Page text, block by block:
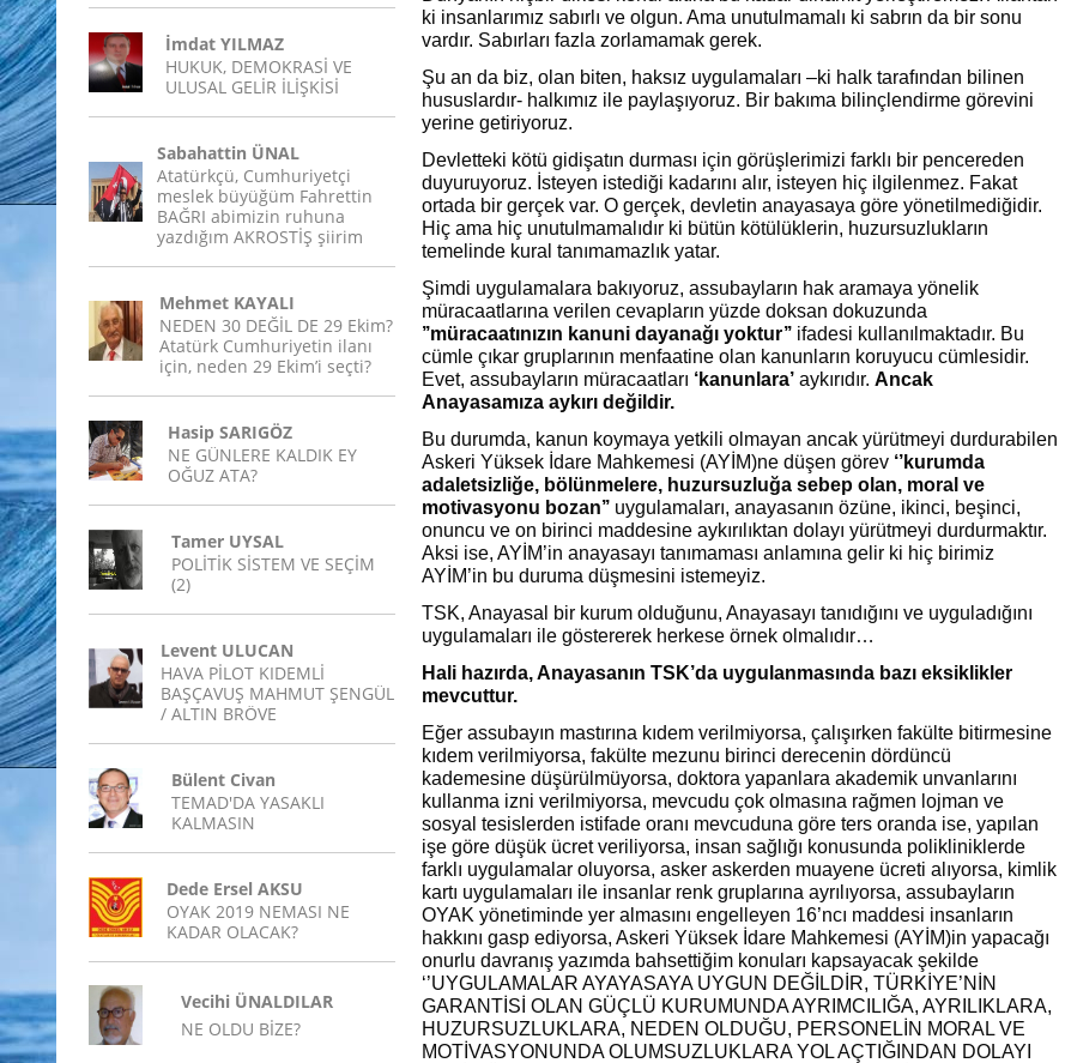
İmdat YILMAZ
HUKUK, DEMOKRASİ VE
ULUSAL GELİR İLİŞKİSİ
Sabahattin ÜNAL
Atatürkçü, Cumhuriyetçi
meslek büyüğüm Fahrettin
BAĞRI abimizin ruhuna
yazdığım AKROSTİŞ şiirim
Mehmet KAYALI
NEDEN 30 DEĞİL DE 29 Ekim?
Atatürk Cumhuriyetin ilanı
için, neden 29 Ekim’i seçti?
Hasip SARIGÖZ
NE GÜNLERE KALDIK EY
OĞUZ ATA?
Tamer UYSAL
POLİTİK SİSTEM VE SEÇİM
(2)
Levent ULUCAN
HAVA PİLOT KIDEMLİ
BAŞÇAVUŞ MAHMUT ŞENGÜL
/ ALTIN BRÖVE
Bülent Civan
TEMAD'DA YASAKLI
KALMASIN
Dede Ersel AKSU
OYAK 2019 NEMASI NE
KADAR OLACAK?
Vecihi ÜNALDILAR
NE OLDU BİZE?
ki insanlarımız sabırlı ve olgun. Ama unutulmamalı ki sabrın da bir sonu
vardır. Sabırları fazla zorlamamak gerek.
Şu an da biz, olan biten, haksız uygulamaları –ki halk tarafından bilinen
hususlardır- halkımız ile paylaşıyoruz. Bir bakıma bilinçlendirme görevini
yerine getiriyoruz.
Devletteki kötü gidişatın durması için görüşlerimizi farklı bir pencereden
duyuruyoruz. İsteyen istediği kadarını alır, isteyen hiç ilgilenmez. Fakat
ortada bir gerçek var. O gerçek, devletin anayasaya göre yönetilmediğidir.
Hiç ama hiç unutulmamalıdır ki bütün kötülüklerin, huzursuzlukların
temelinde kural tanımamazlık yatar.
Şimdi uygulamalara bakıyoruz, assubayların hak aramaya yönelik
müracaatlarına verilen cevapların yüzde doksan dokuzunda
’’müracaatınızın kanuni dayanağı yoktur’’ ifadesi kullanılmaktadır. Bu
cümle çıkar gruplarının menfaatine olan kanunların koruyucu cümlesidir.
Evet, assubayların müracaatları ‘kanunlara’ aykırıdır. Ancak
Anayasamıza aykırı değildir.
Bu durumda, kanun koymaya yetkili olmayan ancak yürütmeyi durdurabilen
Askeri Yüksek İdare Mahkemesi (AYİM)ne düşen görev ‘’kurumda
adaletsizliğe, bölünmelere, huzursuzluğa sebep olan, moral ve
motivasyonu bozan’’ uygulamaları, anayasanın özüne, ikinci, beşinci,
onuncu ve on birinci maddesine aykırılıktan dolayı yürütmeyi durdurmaktır.
Aksi ise, AYİM’in anayasayı tanımaması anlamına gelir ki hiç birimiz
AYİM’in bu duruma düşmesini istemeyiz.
TSK, Anayasal bir kurum olduğunu, Anayasayı tanıdığını ve uyguladığını
uygulamaları ile göstererek herkese örnek olmalıdır…
Hali hazırda, Anayasanın TSK’da uygulanmasında bazı eksiklikler
mevcuttur.
Eğer assubayın mastırına kıdem verilmiyorsa, çalışırken fakülte bitirmesine
kıdem verilmiyorsa, fakülte mezunu birinci derecenin dördüncü
kademesine düşürülmüyorsa, doktora yapanlara akademik unvanlarını
kullanma izni verilmiyorsa, mevcudu çok olmasına rağmen lojman ve
sosyal tesislerden istifade oranı mevcuduna göre ters oranda ise, yapılan
işe göre düşük ücret veriliyorsa, insan sağlığı konusunda polikliniklerde
farklı uygulamalar oluyorsa, asker askerden muayene ücreti alıyorsa, kimlik
kartı uygulamaları ile insanlar renk gruplarına ayrılıyorsa, assubayların
OYAK yönetiminde yer almasını engelleyen 16’ncı maddesi insanların
hakkını gasp ediyorsa, Askeri Yüksek İdare Mahkemesi (AYİM)in yapacağı
onurlu davranış yazımda bahsettiğim konuları kapsayacak şekilde
‘’UYGULAMALAR AYAYASAYA UYGUN DEĞİLDİR, TÜRKİYE’NİN
GARANTİSİ OLAN GÜÇLÜ KURUMUNDA AYRIMCILIĞA, AYRILIKLARA,
HUZURSUZLUKLARA, NEDEN OLDUĞU, PERSONELİN MORAL VE
MOTİVASYONUNDA OLUMSUZLUKLARA YOL AÇTIĞINDAN DOLAYI